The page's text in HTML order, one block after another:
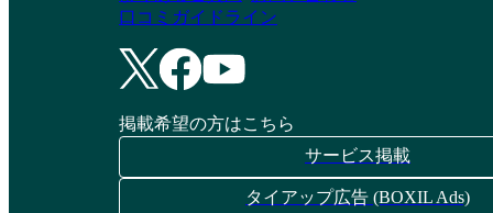
口コミガイドライン
掲載希望の方はこちら
サービス掲載
タイアップ広告 (BOXIL Ads)